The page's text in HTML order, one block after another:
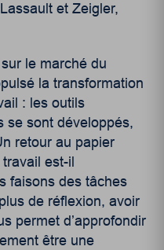
Lassault et Zeigler,
le marché du
la transformation
: les outils
se sont développés,
retour au papier
est-il
faisons des tâches
de réflexion, avoir
permet d’approfondir
être une